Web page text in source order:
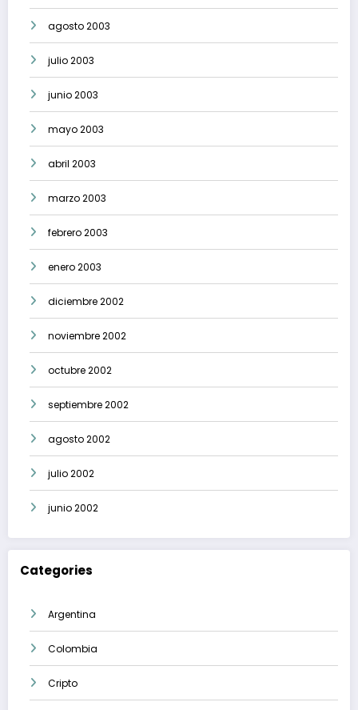
agosto 2003
julio 2003
junio 2003
mayo 2003
abril 2003
marzo 2003
febrero 2003
enero 2003
diciembre 2002
noviembre 2002
octubre 2002
septiembre 2002
agosto 2002
julio 2002
junio 2002
Categories
Argentina
Colombia
Cripto